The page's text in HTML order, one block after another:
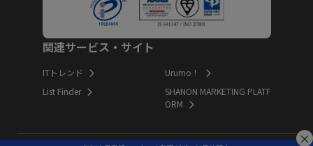
関連サービス・サイト
ITトレンド
List Finder
Urumo！
SHANON MARKETING PLATF
ORM